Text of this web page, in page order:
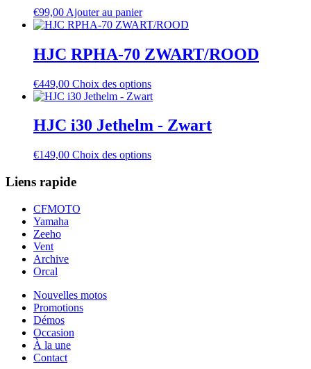
may
chosen
on
product
page
€99,00 Ajouter au panier
HJC RPHA-70 ZWART/ROOD
€449,00 Choix des optionsThis
product
multiple
variants.
options
HJC i30 Jethelm - Zwart
€149,00 Choix des optionsThis
Liens rapide
CFMOTO
Yamaha
Zeeho
Vent
Archive
Orcal
Nouvelles motos
Promotions
Démos
Occasion
À la une
Contact